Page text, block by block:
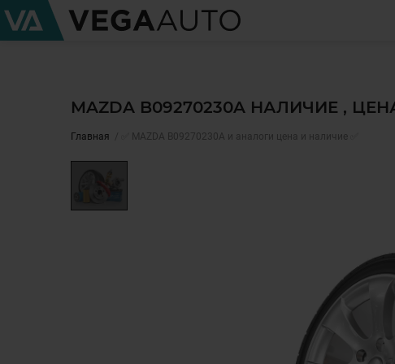
MAZDA B09270230A НАЛИЧИЕ ,
Главная ✅ MAZDA B09270230A и аналоги цена и наличие ✅